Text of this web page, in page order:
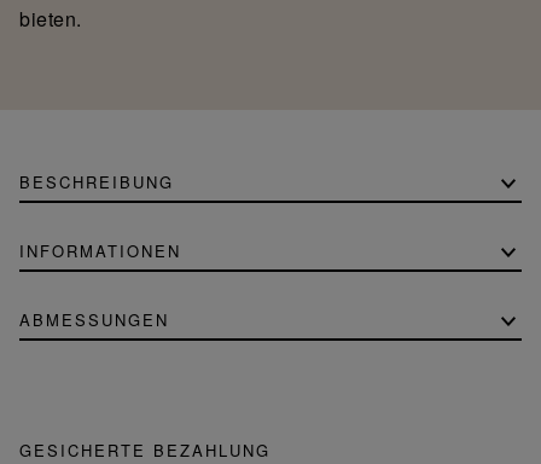
bieten.
BESCHREIBUNG
INFORMATIONEN
ABMESSUNGEN
GESICHERTE BEZAHLUNG